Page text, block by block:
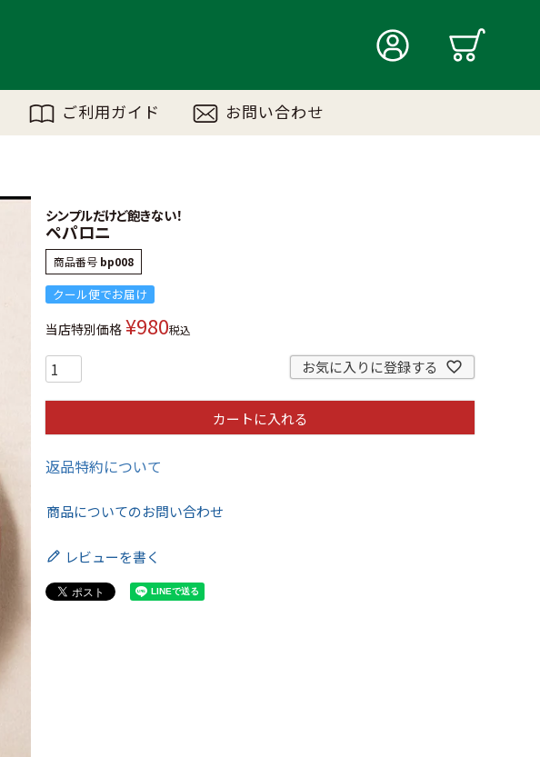
ご利用ガイド お問い合わせ
シンプルだけど飽きない！
ペパロニ
商品番号 bp008
クール便でお届け
当店特別価格 ¥980税込
お気に入りに登録する
カートに入れる
返品特約について
商品についてのお問い合わせ
レビューを書く